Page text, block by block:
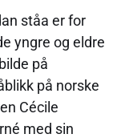
ståa er for
yngre og eldre
på
på norske
Cécile
med sin